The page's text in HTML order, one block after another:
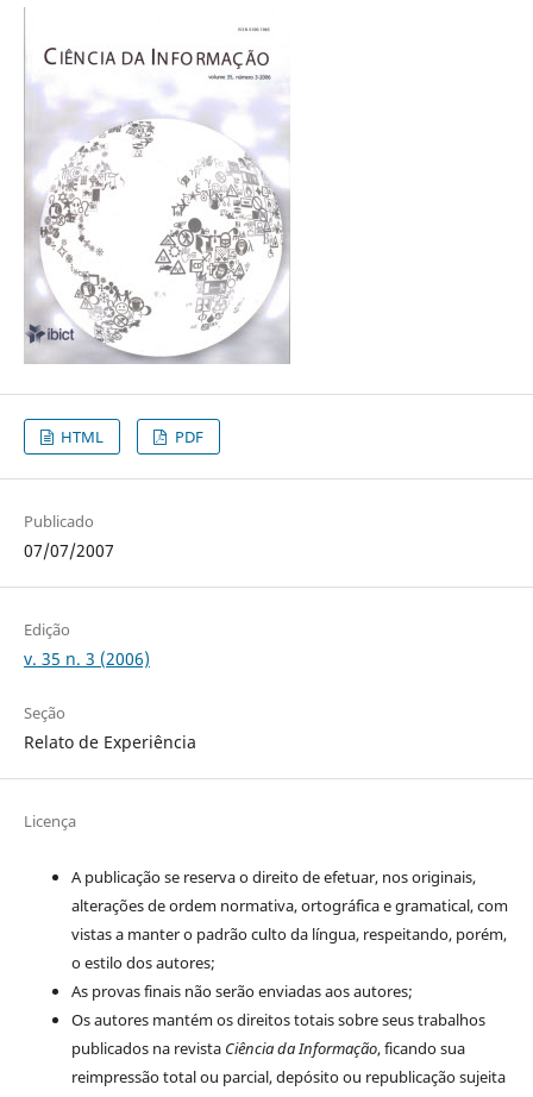
HTML PDF
Publicado
07/07/2007
Edição
v. 35 n. 3 (2006)
Seção
Relato de Experiência
Licença
A publicação se reserva o direito de efetuar, nos originais,
alterações de ordem normativa, ortográfica e gramatical, com
vistas a manter o padrão culto da língua, respeitando, porém,
o estilo dos autores;
As provas finais não serão enviadas aos autores;
Os autores mantém os direitos totais sobre seus trabalhos
publicados na revista Ciência da Informação, ficando sua
reimpressão total ou parcial, depósito ou republicação sujeita